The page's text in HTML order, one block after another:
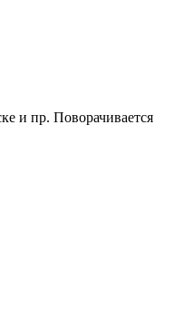
и пр. Поворачивается